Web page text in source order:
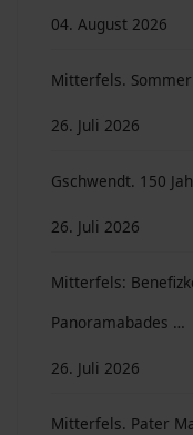
04. August 2026
Mitterfels.
26. Juli 2026
Gschwendt. 150
26. Juli 2026
Mitterfels:
Panoramabades …
26. Juli 2026
Mitterfels. Pater